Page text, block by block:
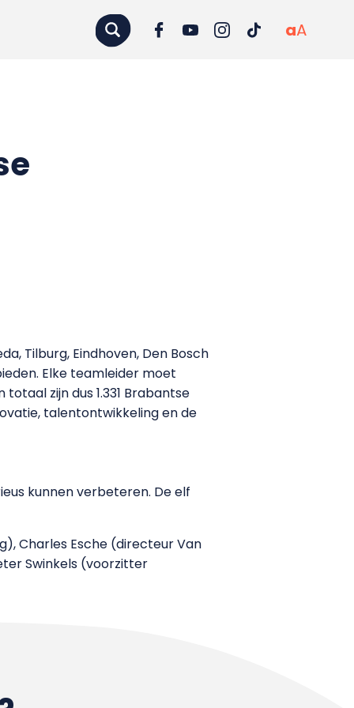
aA
Tilburg, Eindhoven, Den Bosch
Elke teamleider moet
zijn dus 1.331 Brabantse
talentontwikkeling en de
kunnen verbeteren. De elf
Charles Esche (directeur Van
Swinkels (voorzitter